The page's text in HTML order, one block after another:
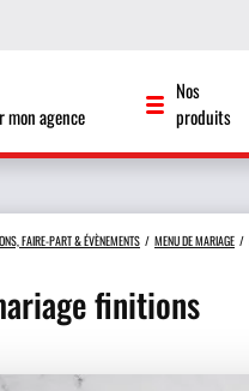
mon agence
Nos
produits
FAIRE-PART & ÉVÈNEMENTS MENU DE MARIAGE
finitions